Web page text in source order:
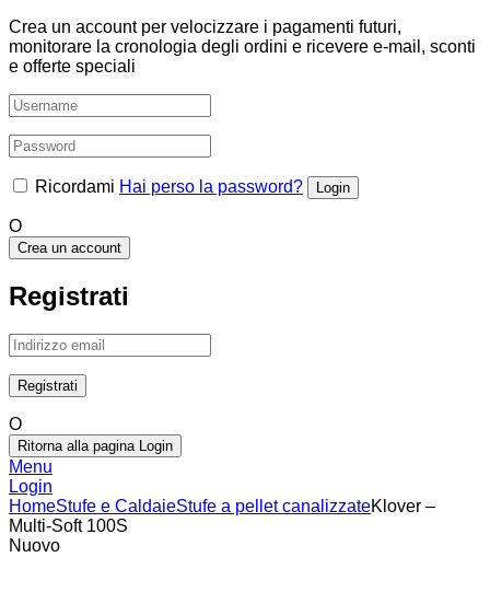
Crea un account per velocizzare i pagamenti futuri,
monitorare la cronologia degli ordini e ricevere e-mail, sconti
e offerte speciali
Ricordami Hai perso la password?
O
Crea un account
Registrati
O
Ritorna alla pagina Login
Menu
Login
HomeStufe e CaldaieStufe a pellet canalizzateKlover –
Multi-Soft 100S
Nuovo